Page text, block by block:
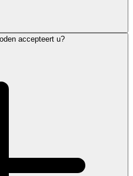
accepteert u?